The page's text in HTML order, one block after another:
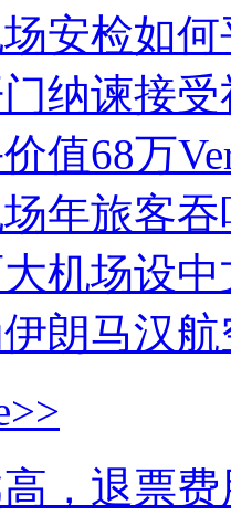
安检如
纳谏接
值68万
年旅客
机场设
朗马汉
，退票